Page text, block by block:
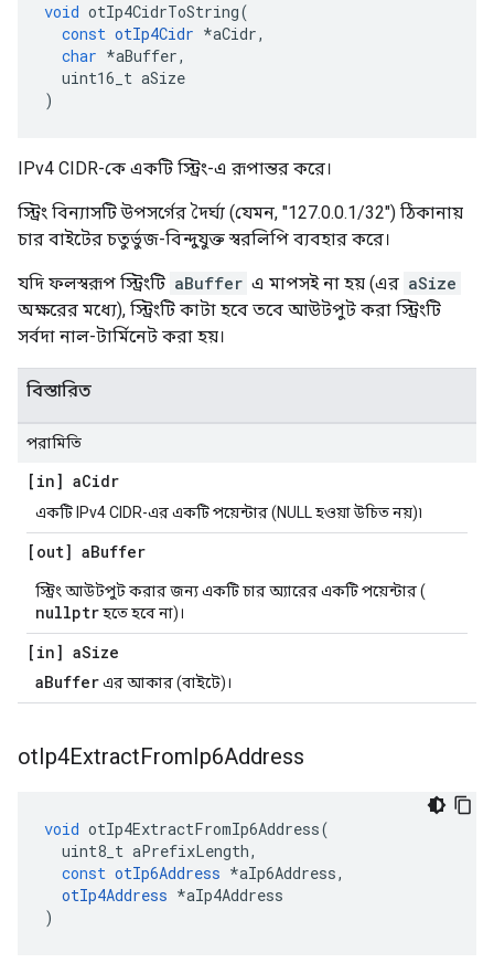
void otIp4CidrToString(
const otIp4Cidr *aCidr,
char *aBuffer,
uint16_t aSize
)
IPv4 CIDR-কে একটি স্ট্রিং-এ রূপান্তর করে।
স্ট্রিং বিন্যাসটি উপসর্গের দৈর্ঘ্য (যেমন, "127.0.0.1/32") ঠিকানায়
চার বাইটের চতুর্ভুজ-বিন্দুযুক্ত স্বরলিপি ব্যবহার করে।
যদি ফলস্বরূপ স্ট্রিংটি aBuffer এ মাপসই না হয় (এর aSize
অক্ষরের মধ্যে), স্ট্রিংটি কাটা হবে তবে আউটপুট করা স্ট্রিংটি
সর্বদা নাল-টার্মিনেট করা হয়।
বিস্তারিত
পরামিতি
[in] aCidr
একটি IPv4 CIDR-এর একটি পয়েন্টার (NULL হওয়া উচিত নয়)৷
[out] aBuffer
স্ট্রিং আউটপুট করার জন্য একটি চার অ্যারের একটি পয়েন্টার (
nullptrহতে হবে না)।
[in] aSize
aBufferএর আকার (বাইটে)।
otIp4ExtractFromIp6Address
void otIp4ExtractFromIp6Address(
uint8_t aPrefixLength,
const otIp6Address *aIp6Address,
otIp4Address *aIp4Address
)